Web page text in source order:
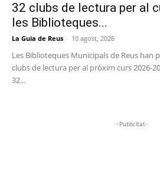
32 clubs de lectura per al
les Biblioteques...
La Guia de Reus - 10 agost, 2026
Les Biblioteques Municipals de Reus han
clubs de lectura per al pròxim curs 2026-
32...
-Publicitat-